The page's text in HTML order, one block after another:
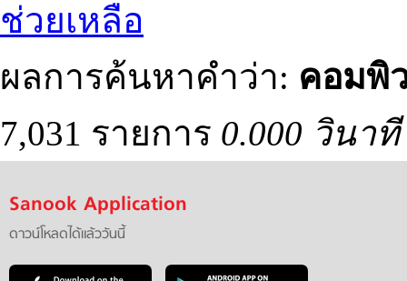
ช่วยเหลือ
ผลการค้นหาคำว่า: คอมพิ
7,031 รายการ 0.000 วินาที
Sanook Application
ดาวน์โหลดได้แล้ววันนี้